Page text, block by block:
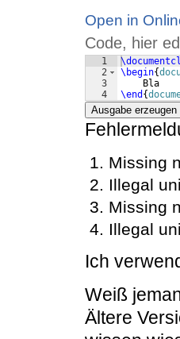
Open in
Code, hier
1
2
3
4
\begin{
    Bla
\end {
Ausgabe erzeugen
Missing
Illegal
Missing
Illegal
Ich
Weiß
Ältere